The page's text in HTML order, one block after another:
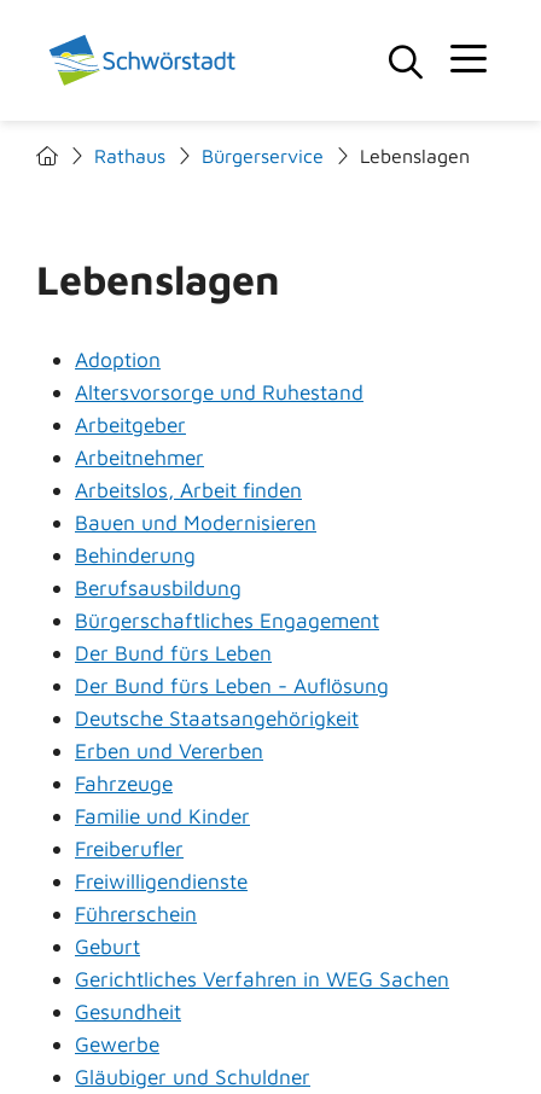
Rathaus Bürgerservice Lebenslagen
Lebenslagen
Adoption
Altersvorsorge und Ruhestand
Arbeitgeber
Arbeitnehmer
Arbeitslos, Arbeit finden
Bauen und Modernisieren
Behinderung
Berufsausbildung
Bürgerschaftliches Engagement
Der Bund fürs Leben
Der Bund fürs Leben - Auflösung
Deutsche Staatsangehörigkeit
Erben und Vererben
Fahrzeuge
Familie und Kinder
Freiberufler
Freiwilligendienste
Führerschein
Geburt
Gerichtliches Verfahren in WEG Sachen
Gesundheit
Gewerbe
Gläubiger und Schuldner